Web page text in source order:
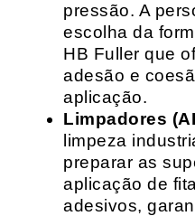
pressão. A
escolha da
HB Fuller que
adesão e
aplicação.
Limpadores
limpeza
preparar as
aplicação de
adesivos,